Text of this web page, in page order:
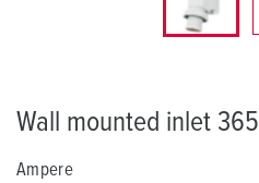
Wall mounted inlet 365
Ampere